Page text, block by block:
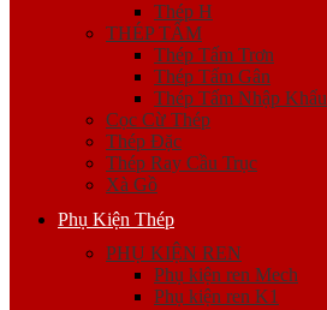
Thép H
THÉP TẤM
Thép Tấm Trơn
Thép Tấm Gân
Thép Tấm Nhập Khẩu
Cọc Cừ Thép
Thép Đặc
Thép Ray Cầu Trục
Xà Gồ
Phụ Kiện Thép
PHỤ KIỆN REN
Phụ kiện ren Mech
Phụ kiện ren K1